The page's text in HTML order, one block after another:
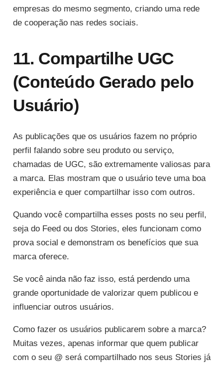
empresas do mesmo segmento, criando uma rede
de cooperação nas redes sociais.
11. Compartilhe UGC
(Conteúdo Gerado pelo
Usuário)
As publicações que os usuários fazem no próprio
perfil falando sobre seu produto ou serviço,
chamadas de UGC, são extremamente valiosas para
a marca. Elas mostram que o usuário teve uma boa
experiência e quer compartilhar isso com outros.
Quando você compartilha esses posts no seu perfil,
seja do Feed ou dos Stories, eles funcionam como
prova social e demonstram os benefícios que sua
marca oferece.
Se você ainda não faz isso, está perdendo uma
grande oportunidade de valorizar quem publicou e
influenciar outros usuários.
Como fazer os usuários publicarem sobre a marca?
Muitas vezes, apenas informar que quem publicar
com o seu @ será compartilhado nos seus Stories já